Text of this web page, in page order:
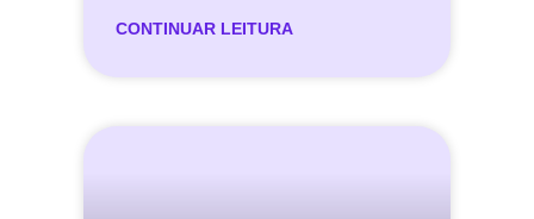
CONTINUAR LEITURA